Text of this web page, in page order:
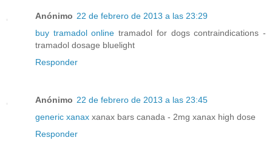
Anónimo 22 de febrero de 2013 a las 23:29
buy tramadol online tramadol for dogs contraindications -
tramadol dosage bluelight
Responder
Anónimo 22 de febrero de 2013 a las 23:45
generic xanax xanax bars canada - 2mg xanax high dose
Responder